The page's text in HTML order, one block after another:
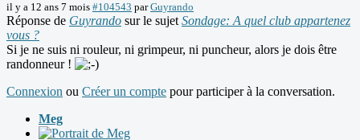
il y a 12 ans 7 mois #104543 parGuyrando
Réponse de Guyrando sur le sujet Sondage: A quel club appartenez
vous ?
Si je ne suis ni rouleur, ni grimpeur, ni puncheur, alors je dois être
randonneur !
Connexion ou Créer un compte pour participer à la conversation.
Meg